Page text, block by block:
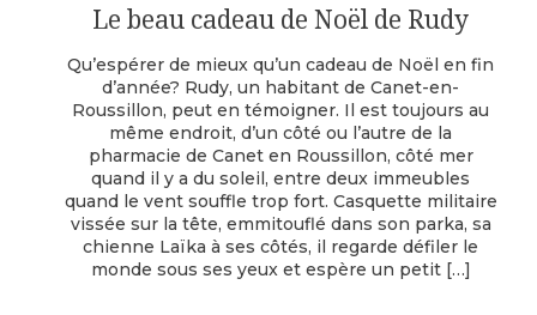
Le beau cadeau de Noël de Rudy
Qu’espérer de mieux qu’un cadeau de Noël en fin
d’année? Rudy, un habitant de Canet-en-
Roussillon, peut en témoigner. Il est toujours au
même endroit, d’un côté ou l’autre de la
pharmacie de Canet en Roussillon, côté mer
quand il y a du soleil, entre deux immeubles
quand le vent souffle trop fort. Casquette militaire
vissée sur la tête, emmitouflé dans son parka, sa
chienne Laïka à ses côtés, il regarde défiler le
monde sous ses yeux et espère un petit[…]